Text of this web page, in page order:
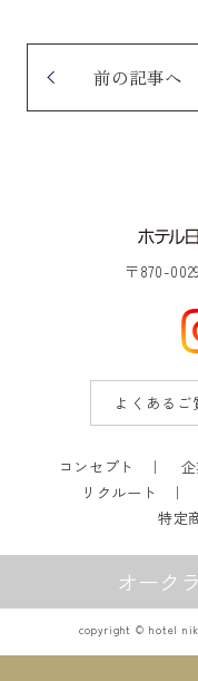
前の記事へ
〒870-
よくあるご
コンセプト
リクルート
特定
オーク
copyright © hotel